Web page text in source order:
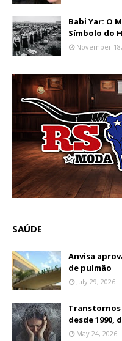
Babi Yar: O
Símbolo do
November
SAÚDE
Anvisa
de pulmão
July 29, 2026
Transtornos
desde 1990,
May 24, 2026